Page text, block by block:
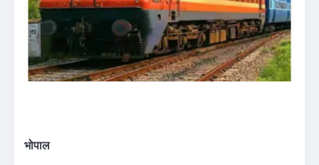
भोपाल